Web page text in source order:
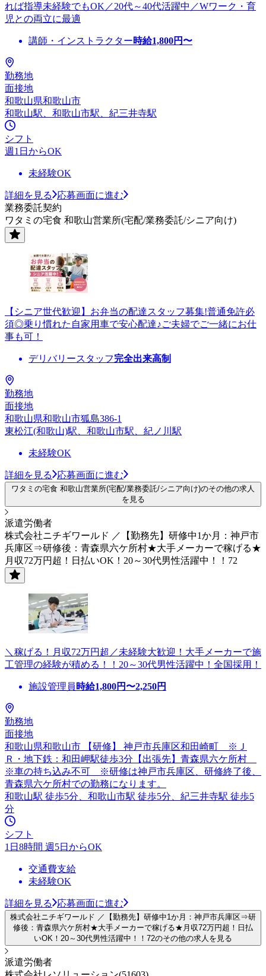
れば指導未経験でもOK／20代～40代活躍中／Wワーク・育
児との両立に最適
講師・インストラクター時給1,800円〜
勤務地
面接地
和歌山県和歌山市
和歌山駅、和歌山市駅、紀三井寺駅
シフト
週1日からOK
未経験OK
詳細を見る
応募画面に進む
業務委託契約
ワタミの宅食 和歌山営業所(宅配/業務委託/シニア向け)
【シニア世代歓迎】お弁当の配達スタッフ募集!普通免許必
須◎乗り慣れた自家用車で安心配達♪ご夫婦でご一緒にお仕
事も可！
デリバリースタッフ完全出来高制
勤務地
面接地
和歌山県和歌山市狐島386-1
東松江(和歌山)駅、和歌山市駅、紀ノ川駅
未経験OK
詳細を見る 応募画面に進む
ワタミの宅食 和歌山営業所(宅配/業務委託/シニア向け)のその他の求人
を見る
派遣労働者
株式会社ニチギワールド ／【勤務先】研修中1か月：神戸市
兵庫区⇒研修後：青森県六ケ所村★大手メーカーで稼げる★
月収72万円超！日払いOK！20～30代男性活躍中！！72
＼稼げる！月収72万円超／未経験大歓迎！大手メーカーで施
工管理の経験が積める！！20～30代男性活躍中！全国採用！
施設管理員 時給1,800円〜2,250円
勤務地
面接地
和歌山県和歌山市 【研修】 神戸市兵庫区和田崎町 ※Ｊ
Ｒ・地下鉄：和田岬駅徒歩3分【出張先】青森県六ケ所村
※車の持ち込み不可 ※研修は神戸市兵庫区、研修終了後、
青森県六ケ所村での勤務になります。
和歌山駅 徒歩5分、和歌山市駅 徒歩5分、紀三井寺駅 徒歩5
分
シフト
1日8時間 週5日からOK
交通費支給
未経験OK
詳細を見る 応募画面に進む
株式会社ニチギワールド ／【勤務先】研修中1か月：神戸市兵庫区⇒研
修後：青森県六ケ所村★大手メーカーで稼げる★月収72万円超！日払
いOK！20～30代男性活躍中！！72のその他の求人を見る
派遣労働者